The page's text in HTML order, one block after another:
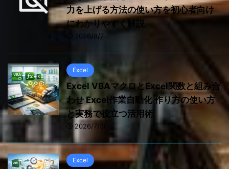
力を上げる方法の使い方を初心者向け
にわかりやすく解説
2026/8/7
Excel
Excel VBAマクロとExcel関数と組み合
わせ Excel作業自動化 作り方の使い方
と実務で役立つ活用術
2026/7/30
Excel